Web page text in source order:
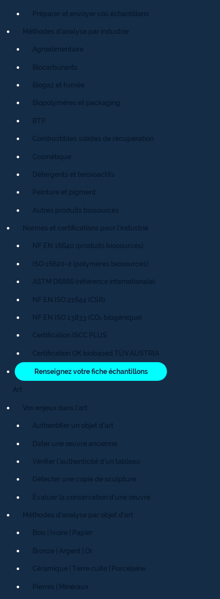
Préparer et envoyer vos échantillons
Méthodes d’analyse par industrie
Agroalimentaire
Biocarburants
Biogaz et fumée
Biopolymères et packaging
BTP
Combustibles solides de récupération
Cosmétique
Détergents et tensioactifs
Peinture et pigment
Autres produits biosourcés
Normes et certifications pour l’industrie
NF EN 16640 (produits biosourcés)
ISO 16620-2 (polymères biosourcés)
ASTM D6866 (référence internationale)
NF EN ISO 21644 (CSR)
NF EN ISO 13833 (CO₂ biogénique)
Certification ISCC PLUS
Certification OK biobased TÜV AUSTRIA
Renseignez votre fiche échantillons
Art
Vos enjeux dans l’art
Authentifier un objet d’art
Dater une œuvre ancienne
Vérifier l’authenticité d’un tableau
Détecter une copie de sculpture
Évaluer la conservation d’une œuvre
Méthodes d’analyse par objet d’art
Bois | Ivoire | Papier
Bronze | Argent | Or
Céramique | Terre cuite | Porcelaine
Pierres | Minéraux